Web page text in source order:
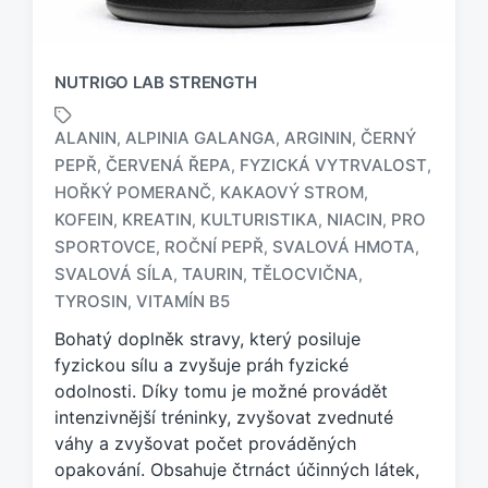
NUTRIGO LAB STRENGTH
O
z
n
č
e
n
t
a
g
e
ALANIN, ALPINIA GALANGA, ARGININ, ČERNÝ
PEPŘ, ČERVENÁ ŘEPA, FYZICKÁ VYTRVALOST,
HOŘKÝ POMERANČ, KAKAOVÝ STROM,
KOFEIN, KREATIN, KULTURISTIKA, NIACIN, PRO
SPORTOVCE, ROČNÍ PEPŘ, SVALOVÁ HMOTA,
SVALOVÁ SÍLA, TAURIN, TĚLOCVIČNA,
TYROSIN, VITAMÍN B5
Bohatý doplněk stravy, který posiluje
fyzickou sílu a zvyšuje práh fyzické
odolnosti. Díky tomu je možné provádět
intenzivnější tréninky, zvyšovat zvednuté
váhy a zvyšovat počet prováděných
opakování. Obsahuje čtrnáct účinných látek,